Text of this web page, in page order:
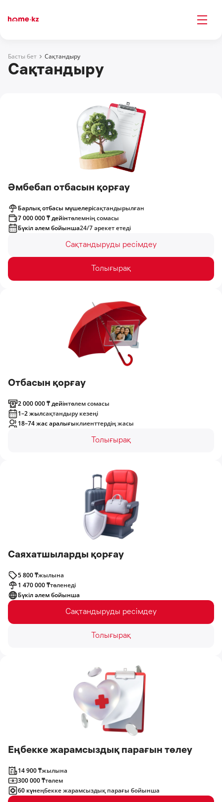
Басты бет Сақтандыру
Сақтандыру
Әмбебап отбасын қорғау
Барлық отбасы мүшелерісақтандырылған
7 000 000 ₸ дейінтөлемнің сомасы
Бүкіл әлем бойынша24/7 әрекет етеді
Сақтандыруды ресімдеу
Толығырақ
Отбасын қорғау
2 000 000 ₸ дейінтөлем сомасы
1–2 жылсақтандыру кезеңі
18–74 жас аралығыклиенттердің жасы
Толығырақ
Саяхатшыларды қорғау
5 800 ₸жылына
1 470 000 ₸төленеді
Бүкіл әлем бойынша
Сақтандыруды ресімдеу
Толығырақ
Еңбекке жарамсыздық парағын төлеу
14 900 ₸жылына
300 000 ₸төлем
60 күнеңбекке жарамсыздық парағы бойынша